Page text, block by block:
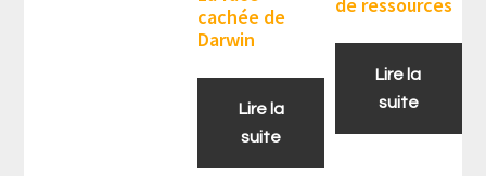
cachée de
Darwin
Lire la
suite
Lire la
suite